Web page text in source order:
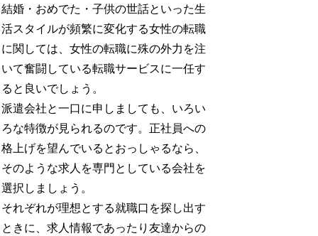
結婚・おめでた・子供の世話といった生
活スタイルが頻繁に変化する女性の転職
に関しては、女性の転職に殊の外力を注
いて奮闘している転職サービスに一任す
ると良いでしょう。
派遣会社と一口に申しましても、いろい
ろな特徴が見られるのです。正社員への
格上げを望んでいるとおっしゃるなら、
そのような求人を専門としている会社を
選択しましょう。
それぞれが理想とする就職口を探し出す
ときに、求人情報であったり友達からの